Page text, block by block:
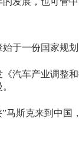
于一份国家规划
《汽车产业调整
”马斯克来到中